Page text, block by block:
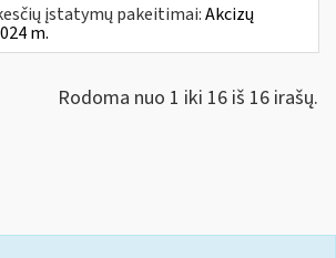
įstatymų pakeitimai:Akcizų
m.
Rodoma nuo 1 iki 16 iš 16 irašų.